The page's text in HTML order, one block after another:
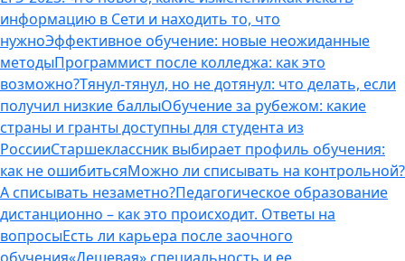
информацию в Сети и находить то, что
нужноЭффективное обучение: новые неожиданные
методыПрограммист после колледжа: как это
возможно?Тянул-тянул, но не дотянул: что делать, если
получил низкие баллыОбучение за рубежом: какие
страны и гранты доступны для студента из
РоссииСтаршеклассник выбирает профиль обучения:
как не ошибитьсяМожно ли списывать на контрольной?
А списывать незаметно?Педагогическое образование
дистанционно – как это происходит. Ответы на
вопросыЕсть ли карьера после заочного